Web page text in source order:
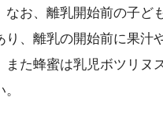
なお、離乳開始前の子ど
り、離乳の開始前に果汁
また蜂蜜は乳児ボツリヌ